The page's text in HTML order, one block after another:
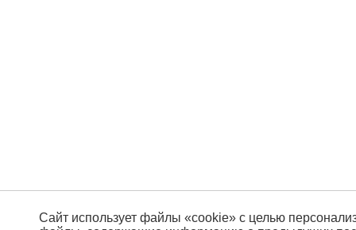
Сайт использует файлы «cookie» с целью